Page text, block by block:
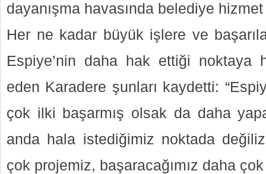
dayanışma havasında belediye
Her ne kadar büyük işlere ve
Espiye’nin daha hak ettiği noktaya
eden Karadere şunları kaydetti:
çok ilki başarmış olsak da daha
anda hala istediğimiz noktada
çok projemiz, başaracağımız daha